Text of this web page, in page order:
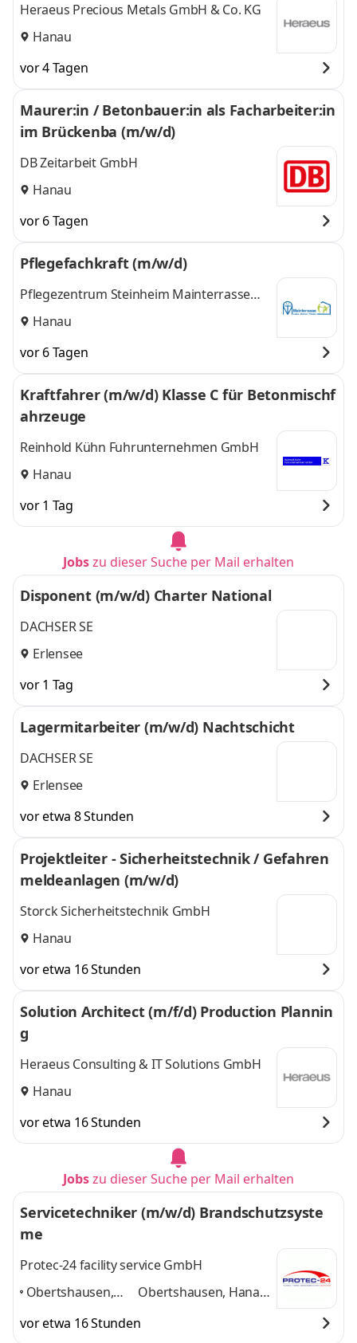
Heraeus Precious Metals GmbH & Co. KG
Hanau
vor 4 Tagen
Maurer:in / Betonbauer:in als Facharbeiter:in
im Brückenba (m/w/d)
DB Zeitarbeit GmbH
Hanau
vor 6 Tagen
Pflegefachkraft (m/w/d)
Pflegezentrum Steinheim Mainterrasse
GmbH
Hanau
vor 6 Tagen
Kraftfahrer (m/w/d) Klasse C für Betonmischf
ahrzeuge
Reinhold Kühn Fuhrunternehmen GmbH
Hanau
vor 1 Tag
Jobszu dieser Suche per Mail erhalten
Disponent (m/w/d) Charter National
DACHSER SE
Erlensee
vor 1 Tag
Lagermitarbeiter (m/w/d) Nachtschicht
DACHSER SE
Erlensee
vor etwa 8 Stunden
Projektleiter - Sicherheitstechnik / Gefahren
meldeanlagen (m/w/d)
Storck Sicherheitstechnik GmbH
Hanau
vor etwa 16 Stunden
Solution Architect (m/f/d) Production Plannin
g
Heraeus Consulting & IT Solutions GmbH
Hanau
vor etwa 16 Stunden
Jobszu dieser Suche per Mail erhalten
Servicetechniker (m/w/d) Brandschutzsyste
me
Protec-24 facility service GmbH
Obertshausen,
Frankfurt,
Obertshausen, Hanau,
Darmstadt, Mainz
vor etwa 16 Stunden